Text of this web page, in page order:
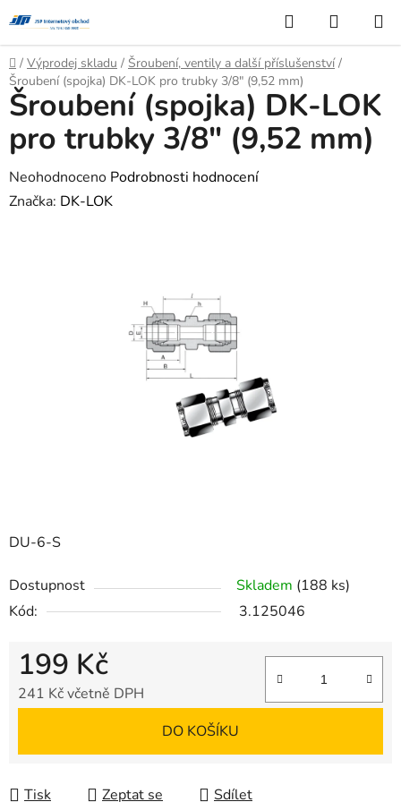
na
obsah
Hledat
KOŠÍK
Domů
/ Výprodej skladu / Šroubení, ventily a další příslušenství /
Šroubení (spojka) DK-LOK pro trubky 3/8" (9,52 mm)
DU-6-S
Dostupnost Skladem (188 ks)
Kód:
3.125046
199 Kč
241 Kč včetně DPH
DO KOŠÍKU
Tisk Zeptat se Sdílet
Šroubení (spojka) DK-LOK
pro trubky 3/8" (9,52 mm)
Průměrné
hodnocení
Neohodnoceno Podrobnosti hodnocení
Značka: DK-LOK